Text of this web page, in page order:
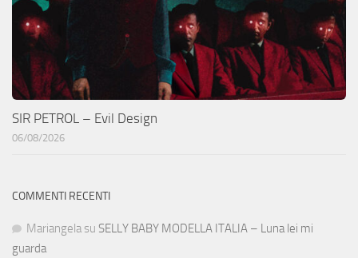
SIR PETROL – Evil Design
06/08/2026
COMMENTI RECENTI
Mariangela su SELLY BABY MODELLA ITALIA – Luna lei mi
guarda